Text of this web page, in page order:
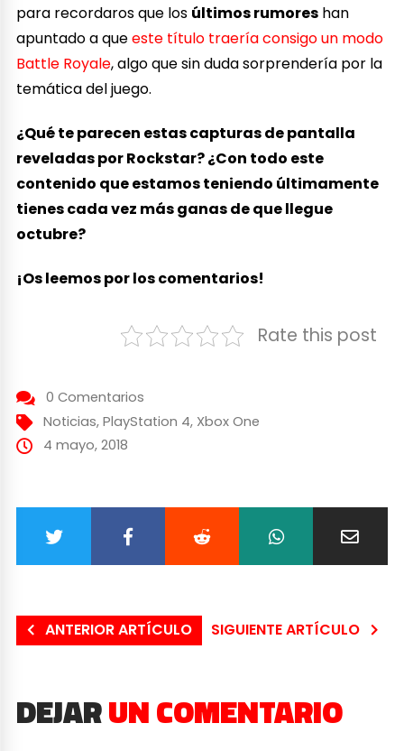
para recordaros que los últimos rumores han
apuntado a queeste título traería consigo un modo
Battle Royale, algo que sin duda sorprendería por la
temática del juego.
¿Qué te parecen estas capturas de pantalla
reveladas por Rockstar? ¿Con todo este
contenido que estamos teniendo últimamente
tienes cada vez más ganas de que llegue
octubre?
¡Os leemos por los comentarios!
Rate this post
0 Comentarios
Noticias, PlayStation 4, Xbox One
4 mayo, 2018
ANTERIOR ARTÍCULO SIGUIENTE ARTÍCULO
DEJARUN COMENTARIO